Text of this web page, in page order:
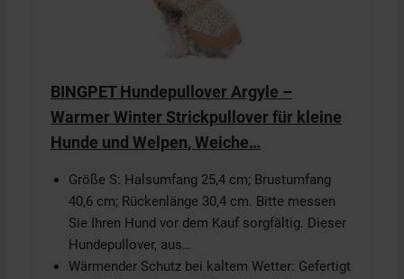
BINGPET Hundepullover Argyle –
Warmer Winter Strickpullover für kleine
Hunde und Welpen, Weiche…
Größe S: Halsumfang 25,4 cm; Brustumfang
40,6 cm; Rückenlänge 30,4 cm. Bitte messen
Sie Ihren Hund vor dem Kauf sorgfältig. Dieser
Hundepullover, aus…
Wärmender Schutz bei kaltem Wetter: Gefertigt